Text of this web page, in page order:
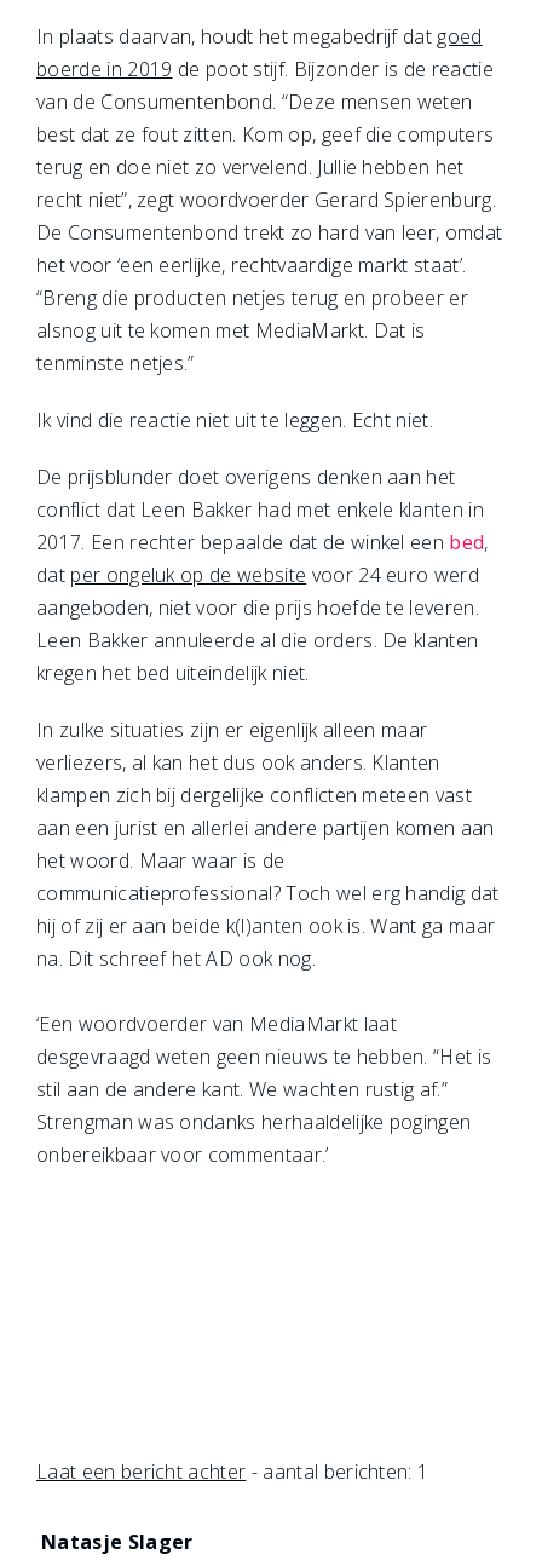
In plaats daarvan, houdt het megabedrijf dat goed
boerde in 2019 de poot stijf. Bijzonder is de reactie
van de Consumentenbond. “Deze mensen weten
best dat ze fout zitten. Kom op, geef die computers
terug en doe niet zo vervelend. Jullie hebben het
recht niet”, zegt woordvoerder Gerard Spierenburg.
De Consumentenbond trekt zo hard van leer, omdat
het voor ‘een eerlijke, rechtvaardige markt staat’.
“Breng die producten netjes terug en probeer er
alsnog uit te komen met MediaMarkt. Dat is
tenminste netjes.”
Ik vind die reactie niet uit te leggen. Echt niet.
De prijsblunder doet overigens denken aan het
conflict dat Leen Bakker had met enkele klanten in
2017. Een rechter bepaalde dat de winkel een bed,
dat per ongeluk op de website voor 24 euro werd
aangeboden, niet voor die prijs hoefde te leveren.
Leen Bakker annuleerde al die orders. De klanten
kregen het bed uiteindelijk niet.
In zulke situaties zijn er eigenlijk alleen maar
verliezers, al kan het dus ook anders. Klanten
klampen zich bij dergelijke conflicten meteen vast
aan een jurist en allerlei andere partijen komen aan
het woord. Maar waar is de
communicatieprofessional? Toch wel erg handig dat
hij of zij er aan beide k(l)anten ook is. Want ga maar
na. Dit schreef het AD ook nog.
‘Een woordvoerder van MediaMarkt laat
desgevraagd weten geen nieuws te hebben. “Het is
stil aan de andere kant. We wachten rustig af.”
Strengman was ondanks herhaaldelijke pogingen
onbereikbaar voor commentaar.’
Laat een bericht achter - aantal berichten: 1
Natasje Slager